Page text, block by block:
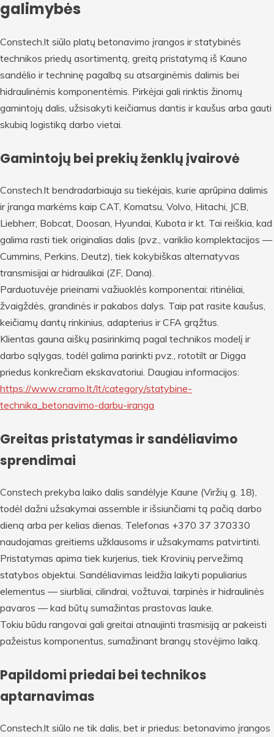
galimybės
Constech.lt siūlo platų betonavimo įrangos ir statybinės
technikos priedų asortimentą, greitą pristatymą iš Kauno
sandėlio ir techninę pagalbą su atsarginėmis dalimis bei
hidraulinėmis komponentėmis. Pirkėjai gali rinktis žinomų
gamintojų dalis, užsisakyti keičiamus dantis ir kaušus arba gauti
skubią logistiką darbo vietai.
Gamintojų bei prekių ženklų įvairovė
Constech.lt bendradarbiauja su tiekėjais, kurie aprūpina dalimis
ir įranga markėms kaip CAT, Komatsu, Volvo, Hitachi, JCB,
Liebherr, Bobcat, Doosan, Hyundai, Kubota ir kt. Tai reiškia, kad
galima rasti tiek originalias dalis (pvz., variklio komplektacijos —
Cummins, Perkins, Deutz), tiek kokybiškas alternatyvas
transmisijai ar hidraulikai (ZF, Dana).
Parduotuvėje prieinami važiuoklės komponentai: ritinėliai,
žvaigždės, grandinės ir pakabos dalys. Taip pat rasite kaušus,
keičiamų dantų rinkinius, adapterius ir CFA grąžtus.
Klientas gauna aiškų pasirinkimą pagal technikos modelį ir
darbo sąlygas, todėl galima parinkti pvz., rototilt ar Digga
priedus konkrečiam ekskavatoriui. Daugiau informacijos:
https://www.cramo.lt/lt/category/statybine-
technika_betonavimo-darbu-iranga
Greitas pristatymas ir sandėliavimo
sprendimai
Constech prekyba laiko dalis sandėlyje Kaune (Viržių g. 18),
todėl dažni užsakymai assemble ir išsiunčiami tą pačią darbo
dieną arba per kelias dienas. Telefonas +370 37 370330
naudojamas greitiems užklausoms ir užsakymams patvirtinti.
Pristatymas apima tiek kurjerius, tiek Krovinių pervežimą
statybos objektui. Sandėliavimas leidžia laikyti populiarius
elementus — siurbliai, cilindrai, vožtuvai, tarpinės ir hidraulinės
pavaros — kad būtų sumažintas prastovas lauke.
Tokiu būdu rangovai gali greitai atnaujinti trasmisiją ar pakeisti
pažeistus komponentus, sumažinant brangų stovėjimo laiką.
Papildomi priedai bei technikos
aptarnavimas
Constech.lt siūlo ne tik dalis, bet ir priedus: betonavimo įrangos